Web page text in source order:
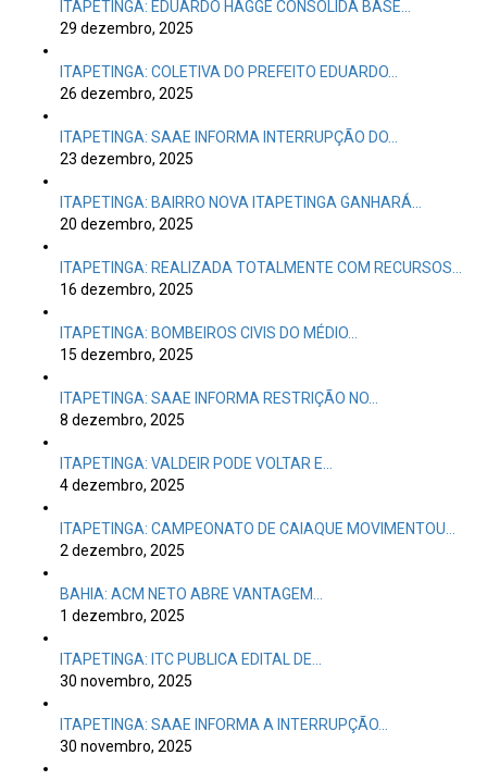
ITAPETINGA: EDUARDO HAGGE CONSOLIDA BASE…
29 dezembro, 2025
ITAPETINGA: COLETIVA DO PREFEITO EDUARDO…
26 dezembro, 2025
ITAPETINGA: SAAE INFORMA INTERRUPÇÃO DO…
23 dezembro, 2025
ITAPETINGA: BAIRRO NOVA ITAPETINGA GANHARÁ…
20 dezembro, 2025
ITAPETINGA: REALIZADA TOTALMENTE COM RECURSOS…
16 dezembro, 2025
ITAPETINGA: BOMBEIROS CIVIS DO MÉDIO…
15 dezembro, 2025
ITAPETINGA: SAAE INFORMA RESTRIÇÃO NO…
8 dezembro, 2025
ITAPETINGA: VALDEIR PODE VOLTAR E…
4 dezembro, 2025
ITAPETINGA: CAMPEONATO DE CAIAQUE MOVIMENTOU…
2 dezembro, 2025
BAHIA: ACM NETO ABRE VANTAGEM…
1 dezembro, 2025
ITAPETINGA: ITC PUBLICA EDITAL DE…
30 novembro, 2025
ITAPETINGA: SAAE INFORMA A INTERRUPÇÃO…
30 novembro, 2025